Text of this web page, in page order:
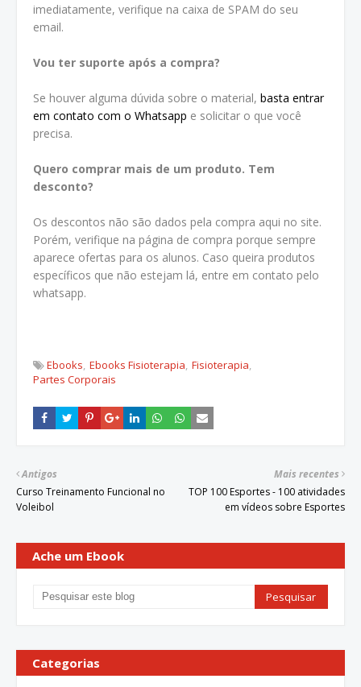
imediatamente, verifique na caixa de SPAM do seu
email.
Vou ter suporte após a compra?
Se houver alguma dúvida sobre o material, basta entrar
em contato com o Whatsapp e solicitar o que você
precisa.
Quero comprar mais de um produto. Tem
desconto?
Os descontos não são dados pela compra aqui no site.
Porém, verifique na página de compra porque sempre
aparece ofertas para os alunos. Caso queira produtos
específicos que não estejam lá, entre em contato pelo
whatsapp.
Ebooks Ebooks Fisioterapia Fisioterapia
Partes Corporais
Mais recentes
TOP 100 Esportes - 100 atividades
em vídeos sobre Esportes
Antigos
Curso Treinamento Funcional no
Voleibol
Ache um Ebook
Categorias